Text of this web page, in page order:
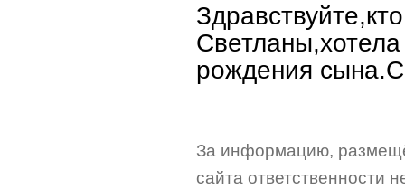
рождения
За информацию,
сайта ответственности